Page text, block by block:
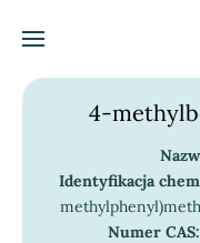
Menu
4-
Identyfikacja
Numer CAS: